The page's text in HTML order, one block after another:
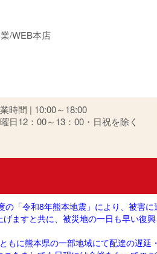
/WEB本店
時間 | 10:00～18:00
日12：00～13：00・日祝を除く
の「令和8年熊本地震」により、被害
ますと共に、被災地の一日も早い復興
もに熊本県の一部地域にて配達の遅延